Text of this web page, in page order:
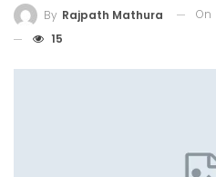
By Rajpath Mathura On
15